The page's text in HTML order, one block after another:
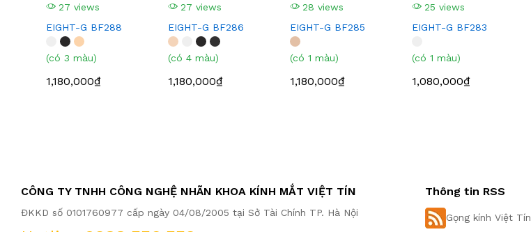
27 views
EIGHT-G BF288
(có 3 màu)
1,180,000₫
27 views
EIGHT-G BF286
(có 4 màu)
1,180,000₫
28 views
EIGHT-G BF285
(có 1 màu)
1,180,000₫
25 views
EIGHT-G BF283
(có 1 màu)
1,080,000₫
CÔNG TY TNHH CÔNG NGHỆ NHÃN KHOA KÍNH MẮT VIỆT TÍN
ĐKKD số 0101760977 cấp ngày 04/08/2005 tại Sở Tài Chính TP. Hà Nội
Thông tin RSS
Gọng kính Việt Tín